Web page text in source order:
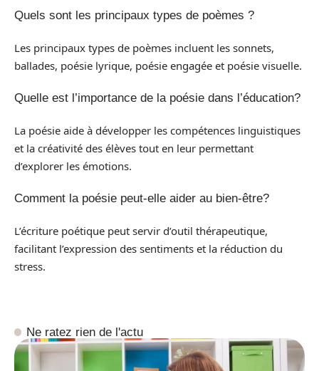
Quels sont les principaux types de poèmes ?
Les principaux types de poèmes incluent les sonnets,
ballades, poésie lyrique, poésie engagée et poésie visuelle.
Quelle est l’importance de la poésie dans l’éducation?
La poésie aide à développer les compétences linguistiques
et la créativité des élèves tout en leur permettant
d’explorer les émotions.
Comment la poésie peut-elle aider au bien-être?
L’écriture poétique peut servir d’outil thérapeutique,
facilitant l’expression des sentiments et la réduction du
stress.
Ne ratez rien de l'actu